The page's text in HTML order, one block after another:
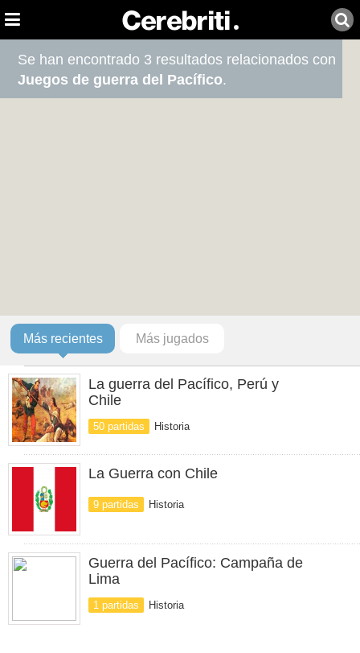
Se han encontrado 3 resultados relacionados con
Juegos de guerra del Pacífico.
Más recientes Más jugados
La guerra del Pacífico, Perú y
Chile
50 partidas Historia
La Guerra con Chile
9 partidas Historia
Guerra del Pacífico: Campaña de
Lima
1 partidas Historia